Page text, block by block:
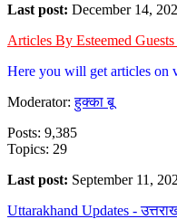
Last post: December 14,
Articles By Esteemed
Here you will get articles on
Moderator:हुक्का बू
Posts: 9,385
Topics: 29
Last post: September 11,
Uttarakhand Updates -